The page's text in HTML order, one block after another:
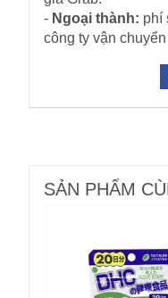
- Ngoại thành: phí
công ty vận
SẢN PHẨM